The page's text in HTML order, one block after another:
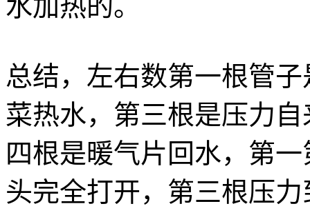
水加热的。
总结，左右数第一根管
菜热水，第三根是压力
四根是暖气片回水，第
头完全打开，第三根压